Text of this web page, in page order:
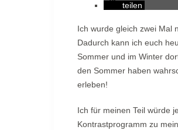
teilen
Ich wurde gleich zwei Mal
Dadurch kann ich euch
Sommer und im Winter
den Sommer haben
erleben!
Ich für meinen Teil würde
Kontrastprogramm zu